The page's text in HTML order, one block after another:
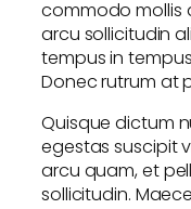
commodo mollis
arcu sollicitudin
tempus in
Donec rutrum at
Quisque dictum
egestas suscipit
arcu quam, et
sollicitudin.